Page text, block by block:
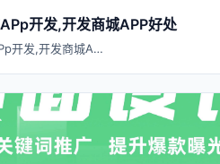
开发,开发商城APP好处
开发,开发商城A…